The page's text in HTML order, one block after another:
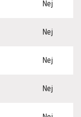
Nej
Nej
Nej
Nej